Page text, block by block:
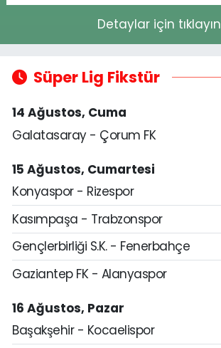
Detaylar için tıklayın
Süper Lig Fikstür
14 Ağustos, Cuma
Galatasaray - Çorum FK
15 Ağustos, Cumartesi
Konyaspor - Rizespor
Kasımpaşa - Trabzonspor
Gençlerbirliği S.K. - Fenerbahçe
Gaziantep FK - Alanyaspor
16 Ağustos, Pazar
Başakşehir - Kocaelispor